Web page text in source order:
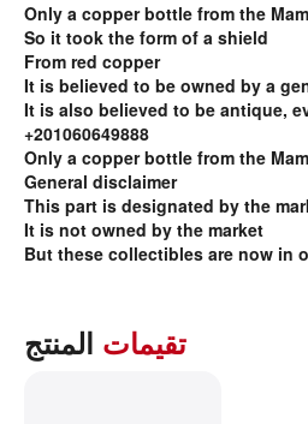
Only a copper bottle from the
So it took the form of a shield
From red copper
It is believed to be owned by a
It is also believed to be antique,
+201060649888
Only a copper bottle from the
General disclaimer
This part is designated by the
It is not owned by the market
But these collectibles are now in
تقيمات المنتج